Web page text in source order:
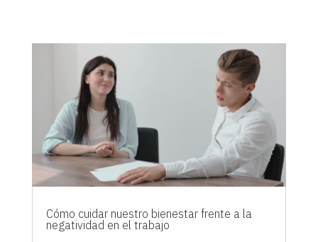
Cómo cuidar nuestro bienestar frente a la
negatividad en el trabajo